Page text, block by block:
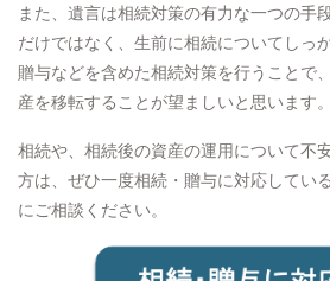
また、遺言は相続対策の有力な一つの手
だけではなく、生前に相続についてしっ
贈与などを含めた相続対策を行うことで
産を移転することが望ましいと思います。
相続や、相続後の資産の運用について不
方は、ぜひ一度相続・贈与に対応してい
にご相談ください。